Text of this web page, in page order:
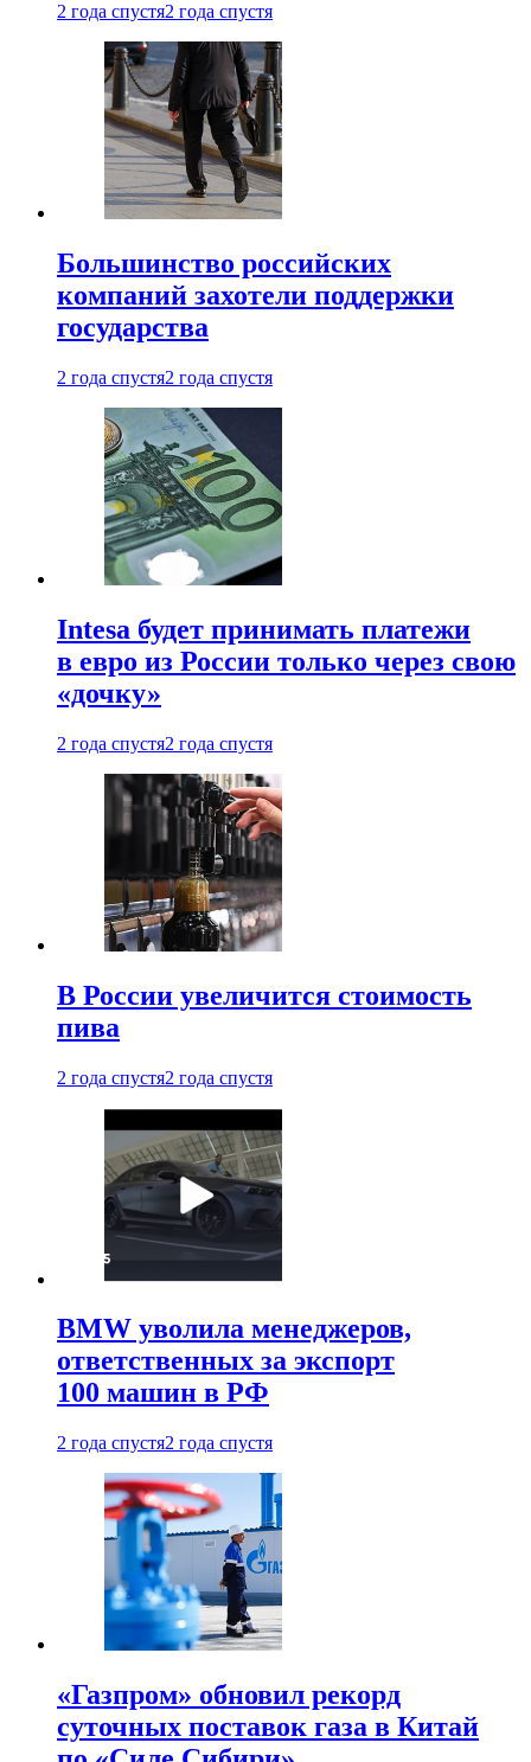
2 года спустя2 года спустя
Большинство российских
компаний захотели поддержки
государства
2 года спустя2 года спустя
Intesa будет принимать платежи
в евро из России только через свою
«дочку»
2 года спустя2 года спустя
В России увеличится стоимость
пива
2 года спустя2 года спустя
BMW уволила менеджеров,
ответственных за экспорт
100 машин в РФ
2 года спустя2 года спустя
«Газпром» обновил рекорд
суточных поставок газа в Китай